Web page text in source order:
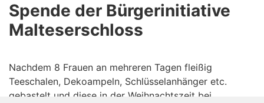
Spende der Bürgerinitiative
Malteserschloss
Nachdem 8 Frauen an mehreren Tagen fleißig
Teeschalen, Dekoampeln, Schlüsselanhänger etc.
gebastelt und diese in der Weihnachtszeit bei